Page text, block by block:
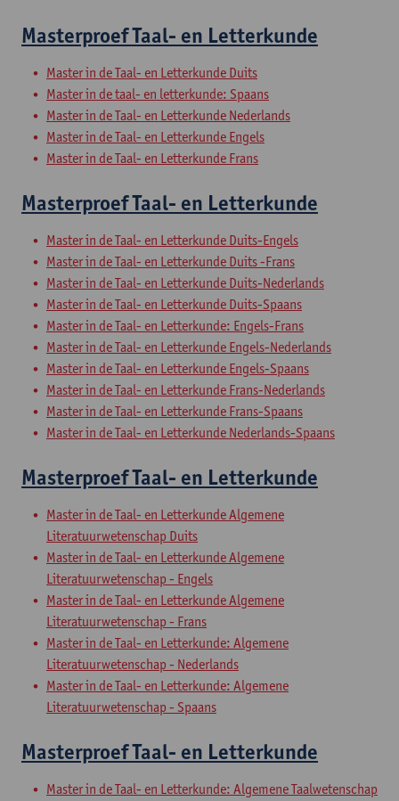
Masterproef Taal- en Letterkunde
Master in de Taal- en Letterkunde Duits
Master in de taal- en letterkunde: Spaans
Master in de Taal- en Letterkunde Nederlands
Master in de Taal- en Letterkunde Engels
Master in de Taal- en Letterkunde Frans
Masterproef Taal- en Letterkunde
Master in de Taal- en Letterkunde Duits-Engels
Master in de Taal- en Letterkunde Duits -Frans
Master in de Taal- en Letterkunde Duits-Nederlands
Master in de Taal- en Letterkunde Duits-Spaans
Master in de Taal- en Letterkunde: Engels-Frans
Master in de Taal- en Letterkunde Engels-Nederlands
Master in de Taal- en Letterkunde Engels-Spaans
Master in de Taal- en Letterkunde Frans-Nederlands
Master in de Taal- en Letterkunde Frans-Spaans
Master in de Taal- en Letterkunde Nederlands-Spaans
Masterproef Taal- en Letterkunde
Master in de Taal- en Letterkunde Algemene
Literatuurwetenschap Duits
Master in de Taal- en Letterkunde Algemene
Literatuurwetenschap - Engels
Master in de Taal- en Letterkunde Algemene
Literatuurwetenschap - Frans
Master in de Taal- en Letterkunde: Algemene
Literatuurwetenschap - Nederlands
Master in de Taal- en Letterkunde: Algemene
Literatuurwetenschap - Spaans
Masterproef Taal- en Letterkunde
Master in de Taal- en Letterkunde: Algemene Taalwetenschap